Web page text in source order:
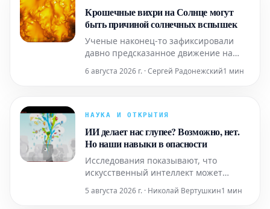
Крошечные вихри на Солнце могут
быть причиной солнечных вспышек
Ученые наконец-то зафиксировали
давно предсказанное движение на
Солнце. Это наблюдение может стать
ключом к пониманию причин мощных
6 августа 2026 г. · Сергей Радонежский1 мин
НАУКА И ОТКРЫТИЯ
ИИ делает нас глупее? Возможно, нет.
Но наши навыки в опасности
Исследования показывают, что
искусственный интеллект может
ослаблять процесс обучения, если он
полностью замещает личные усилия.
5 августа 2026 г. · Николай Вертушкин1 мин